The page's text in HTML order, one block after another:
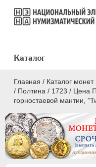
Главная / Каталог
/ Полтина / 1723 / Цена
горностаевой мантии,
Каталог
ПEТР I 1699 - 1725